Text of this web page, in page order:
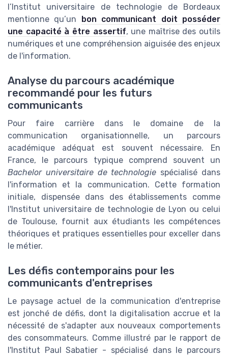
l’Institut universitaire de technologie de Bordeaux
mentionne qu’un bon communicant doit posséder
une capacité à être assertif, une maîtrise des outils
numériques et une compréhension aiguisée des enjeux
de l'information.
Analyse du parcours académique
recommandé pour les futurs
communicants
Pour faire carrière dans le domaine de la
communication organisationnelle, un parcours
académique adéquat est souvent nécessaire. En
France, le parcours typique comprend souvent un
Bachelor universitaire de technologie spécialisé dans
l'information et la communication. Cette formation
initiale, dispensée dans des établissements comme
l'Institut universitaire de technologie de Lyon ou celui
de Toulouse, fournit aux étudiants les compétences
théoriques et pratiques essentielles pour exceller dans
le métier.
Les défis contemporains pour les
communicants d'entreprises
Le paysage actuel de la communication d'entreprise
est jonché de défis, dont la digitalisation accrue et la
nécessité de s'adapter aux nouveaux comportements
des consommateurs. Comme illustré par le rapport de
l'Institut Paul Sabatier - spécialisé dans le parcours